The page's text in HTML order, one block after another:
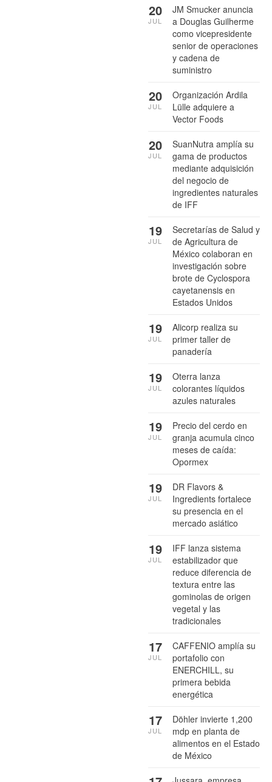
JM Smucker anuncia
a Douglas Guilherme
como vicepresidente
senior de operaciones
y cadena de
suministro
20
JUL
Organización Ardila
Lülle adquiere a
Vector Foods
20
JUL
SuanNutra amplía su
gama de productos
mediante adquisición
del negocio de
ingredientes naturales
de IFF
20
JUL
Secretarías de Salud y
de Agricultura de
México colaboran en
investigación sobre
brote de Cyclospora
cayetanensis en
Estados Unidos
19
JUL
Alicorp realiza su
primer taller de
panadería
19
JUL
Oterra lanza
colorantes líquidos
azules naturales
19
JUL
Precio del cerdo en
granja acumula cinco
meses de caída:
Opormex
19
JUL
DR Flavors &
Ingredients fortalece
su presencia en el
mercado asiático
19
JUL
IFF lanza sistema
estabilizador que
reduce diferencia de
textura entre las
gominolas de origen
vegetal y las
tradicionales
19
JUL
CAFFENIO amplía su
portafolio con
ENERCHILL, su
primera bebida
energética
17
JUL
Döhler invierte 1,200
mdp en planta de
alimentos en el Estado
de México
17
JUL